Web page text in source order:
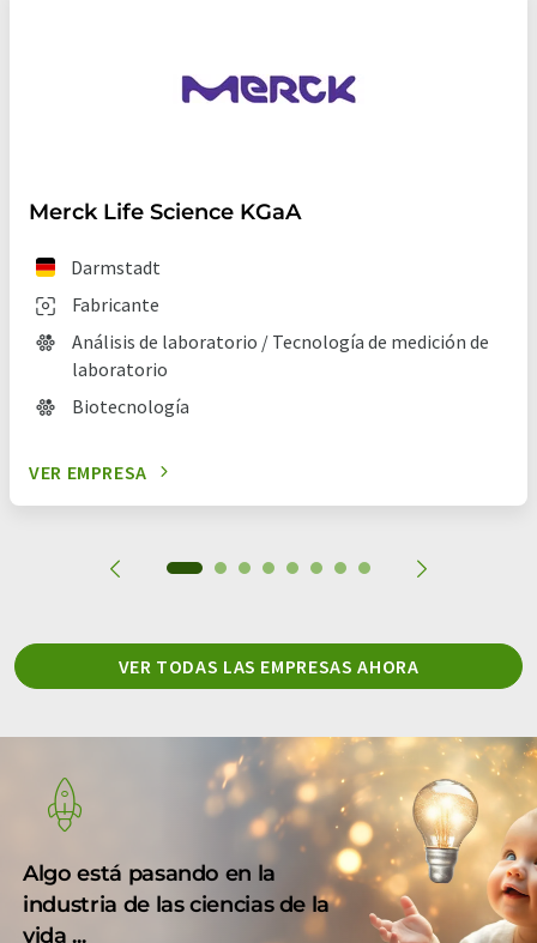
Merck Life Science KGaA
Darmstadt
Fabricante
Análisis de laboratorio / Tecnología de medición de
laboratorio
Biotecnología
VER EMPRESA
VER TODAS LAS EMPRESAS AHORA
Algo está pasando en la
industria de las ciencias de la
vida ...